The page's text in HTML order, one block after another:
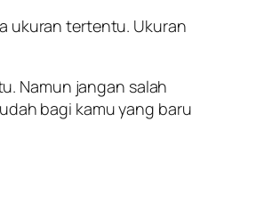
ukuran tertentu. Ukuran
Namun jangan salah
bagi kamu yang baru